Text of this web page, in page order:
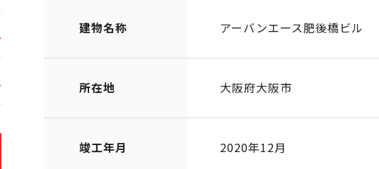
建物名称 アーバンエース肥後橋ビル
所在地 大阪府大阪市
竣工年月 2020年12月